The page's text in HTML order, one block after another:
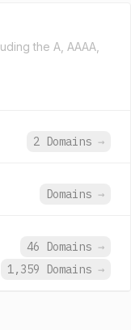
the A, AAAA,
2 Domains →
Domains →
46 Domains →
1,359 Domains →